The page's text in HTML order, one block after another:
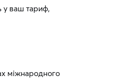
у ваш тариф,
міжнародного